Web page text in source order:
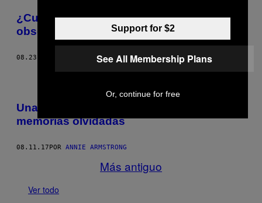
¿Cuánto tiempo es el correcto para
observar una obra de arte?
08.23.17 ADRIANA RANGEL
Una enorme telaraña roja resguarda
memorias olvidadas
08.11.17 POR ANNIE ARMSTRONG
Más antiguo
Ver todo
Support for $2
See All Membership Plans
Or, continue for free